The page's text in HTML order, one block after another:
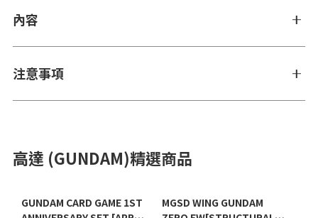
內容
注意事項
高達 (GUNDAM)精選商品
GUNDAM CARD GAME 1ST
MGSD WING GUNDAM